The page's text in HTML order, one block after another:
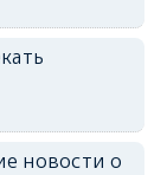
новости о